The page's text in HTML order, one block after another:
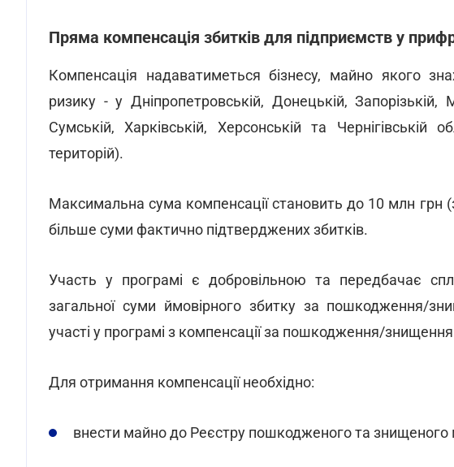
Пряма компенсація збитків для підприємств у
Компенсація надаватиметься бізнесу, майно якого
ризику - у Дніпропетровській, Донецькій, Запорізькій,
Сумській, Харківській, Херсонській та Чернігівській
територій).
Максимальна сума компенсації становить до 10 млн грн
більше суми фактично підтверджених збитків.
Участь у програмі є добровільною та передбачає
загальної суми ймовірного збитку за пошкодження/
участі у програмі з компенсації за пошкодження/
Для отримання компенсації необхідно:
внести майно до Реєстру пошкодженого та знищеного